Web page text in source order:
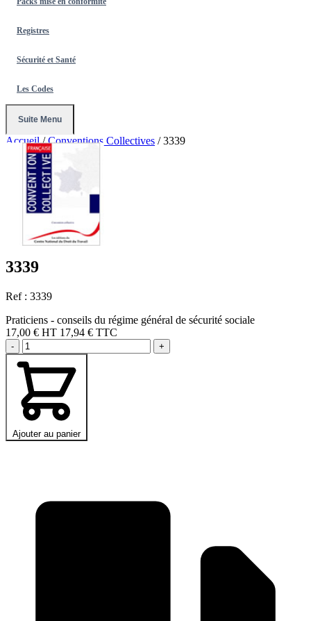
Registres
Sécurité et Santé
Les Codes
Suite Menu
Accueil / Conventions Collectives / 3339
3339
Ref : 3339
Praticiens - conseils du régime général de sécurité sociale
17,00 € HT 17,94 € TTC
- +
Ajouter au panier